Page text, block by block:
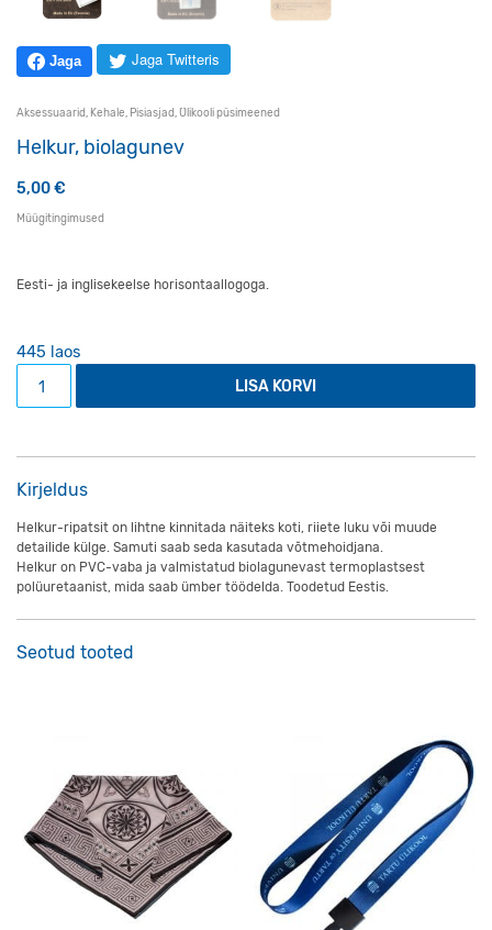
Jaga Jaga Twitteris
Aksessuaarid, Kehale, Pisiasjad, Ülikooli püsimeened
Helkur, biolagunev
5,00€
Müügitingimused
Eesti- ja inglisekeelse horisontaallogoga.
445 laos
Helkur, biolagunev kogus
LISA KORVI
Kirjeldus
Helkur-ripatsit on lihtne kinnitada näiteks koti, riiete luku või muude
detailide külge. Samuti saab seda kasutada võtmehoidjana.
Helkur on PVC-vaba ja valmistatud biolagunevast termoplastsest
polüuretaanist, mida saab ümber töödelda. Toodetud Eestis.
Seotud tooted